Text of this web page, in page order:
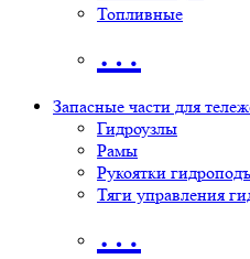
Топливные
…
Запасные части для
Гидроузлы
Рамы
Рукоятки
Тяги управления
…